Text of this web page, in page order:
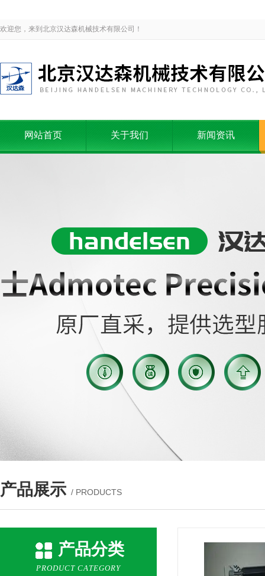
欢迎您，来到北京汉达森机械技术有限公司！
网站首页 关于我们 新闻资讯
产品展示 / PRODUCTS
产品分类
PRODUCT CATEGORY